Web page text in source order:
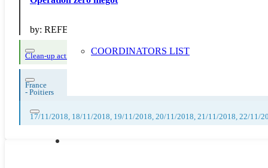
COORDINATORS LIST
by: REFEDD
Clean-up actions
France
- Poitiers
17/11/2018, 18/11/2018, 19/11/2018, 20/11/2018, 21/11/2018, 22/11/